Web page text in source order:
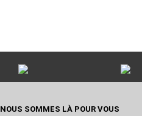
NOUS SOMMES LÀ POUR VOUS